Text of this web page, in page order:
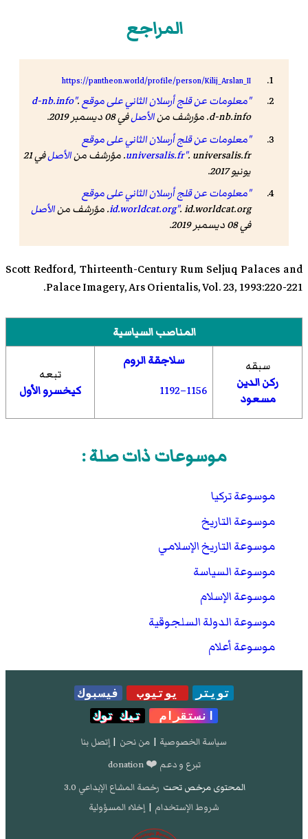
المراجع
https://pantheon.world/profile/person/Kilij_Arslan_II
"معلومات عن قلج أرسلان الثاني على موقع d-nb.info".
d-nb.info. مؤرشف من
الأصلفي 08 ديسمبر 2019.
"معلومات عن قلج أرسلان الثاني على موقع
universalis.fr". universalis.fr. مؤرشف من الأصل
في 21
يونيو 2017.
"معلومات عن قلج أرسلان الثاني على موقع
id.worldcat.org". id.worldcat.org. مؤرشف من
الأصل
في 08 ديسمبر 2019.
Scott Redford, Thirteenth-Century Rum Seljuq Palaces and
Palace Imagery, Ars Orientalis, Vol. 23, 1993:220-221.
المناصب السياسية
سبقه
ركن الدين
مسعود
سلاجقة الروم
1156
–1192
تبعه
كيخسرو الأول
موسوعات ذات صلة :
موسوعة تركيا
موسوعة التاريخ
موسوعة التاريخ الإسلامي
موسوعة السياسة
موسوعة الإسلام
موسوعة الدولة السلجوقية
موسوعة أعلام
تويتر يوتيوب
فيسبوك
انستقرام
تيك توك
سياسة الخصوصية | من نحن | إتصل بنا
تبرع و دعم ❤️ donation
المحتوى مرخص تحت رخصة المشاع الإبداعي 3.0
شروط الإستخدام | إخلاء المسؤولية